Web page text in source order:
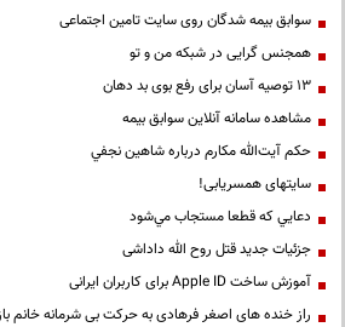
سوابق بیمه شدگان روی سایت تامین اجتماعی
همجنس گرایی در شبکه من و تو
13 توصیه آسان برای رفع بوی بد دهان
مشاهده سامانه آنلاين سوابق بیمه
حكم آيت‌الله مكارم درباره شاهين نجفي
سایتهای همسریابی!
دعايي كه قطعا مستجاب مي‌شود
جزئیات جدید قتل روح الله داداشی
آموزش ساخت Apple ID برای کاربران ایرانی
راز خنده های اصغر فرهادی به حرکت بی شرمانه خانم